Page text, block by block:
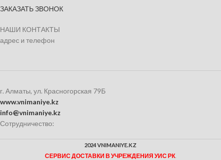
ЗАКАЗАТЬ ЗВОНОК
НАШИ КОНТАКТЫ
адрес и телефон
г. Алматы, ул. Красногорская 79Б
www.vnimaniye.kz
info@vnimaniye.kz
Сотрудничество:
2024 VNIMANIYE.KZ
СЕРВИС ДОСТАВКИ В УЧРЕЖДЕНИЯ УИС РК